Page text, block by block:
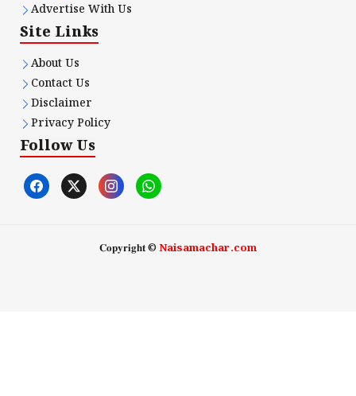
Advertise With Us
Site Links
About Us
Contact Us
Disclaimer
Privacy Policy
Follow Us
𝐂𝐨𝐩𝐲𝐫𝐢𝐠𝐡𝐭 ©Naisamachar.com